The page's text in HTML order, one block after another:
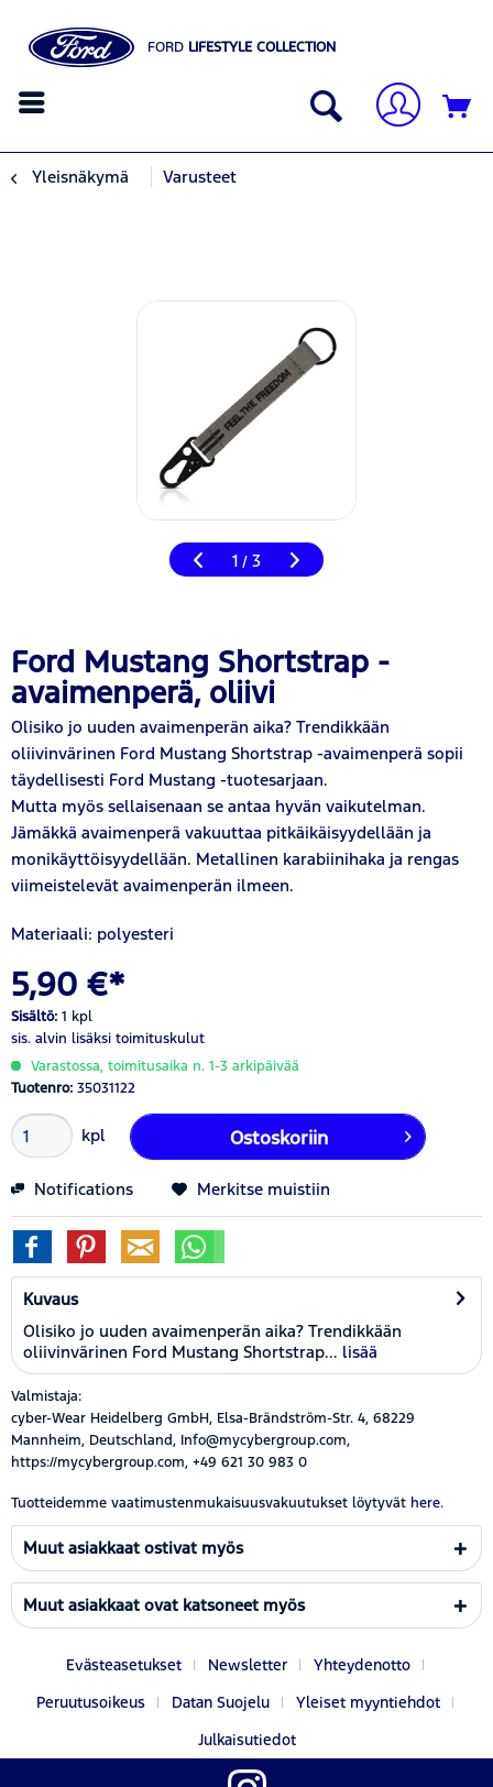
FORD LIFESTYLE COLLECTION
Yleisnäkymä Varusteet
1 / 3
Ford Mustang Shortstrap -
avaimenperä, oliivi
Olisiko jo uuden avaimenperän aika? Trendikkään
oliivinvärinen Ford Mustang Shortstrap -avaimenperä sopii
täydellisesti Ford Mustang -tuotesarjaan.
Mutta myös sellaisenaan se antaa hyvän vaikutelman.
Jämäkkä avaimenperä vakuuttaa pitkäikäisyydellään ja
monikäyttöisyydellään. Metallinen karabiinihaka ja rengas
viimeistelevät avaimenperän ilmeen.
Materiaali: polyesteri
5,90 €*
Sisältö: 1 kpl
sis. alvin lisäksi toimituskulut
Varastossa, toimitusaika n. 1-3 arkipäivää
Tuotenro: 35031122
kpl Ostoskoriin
Notifications Merkitse muistiin
Kuvaus
Olisiko jo uuden avaimenperän aika? Trendikkään
oliivinvärinen Ford Mustang Shortstrap... lisää
Valmistaja:
cyber-Wear Heidelberg GmbH, Elsa-Brändström-Str. 4, 68229
Mannheim, Deutschland, Info@mycybergroup.com,
https://mycybergroup.com, +49 621 30 983 0
Tuotteidemme vaatimustenmukaisuusvakuutukset löytyvät here.
Muut asiakkaat ostivat myös
Muut asiakkaat ovat katsoneet myös
Evästeasetukset Newsletter
Yhteydenotto
Peruutusoikeus
Datan Suojelu
Yleiset myyntiehdot
Julkaisutiedot